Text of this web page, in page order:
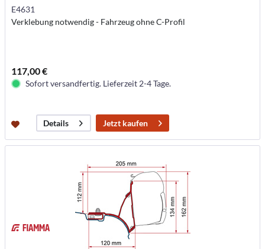
E4631
Verklebung notwendig - Fahrzeug ohne C-Profil
117,00 €
Sofort versandfertig. Lieferzeit 2-4 Tage.
Details Jetzt kaufen